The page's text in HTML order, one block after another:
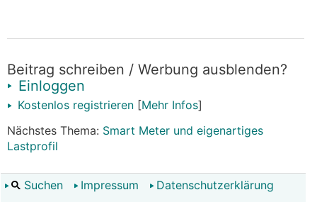
Beitrag schreiben / Werbung ausblenden?
Einloggen
Kostenlos registrieren [Mehr Infos]
Nächstes Thema: Smart Meter und eigenartiges
Lastprofil
Suchen Impressum Datenschutzerklärung